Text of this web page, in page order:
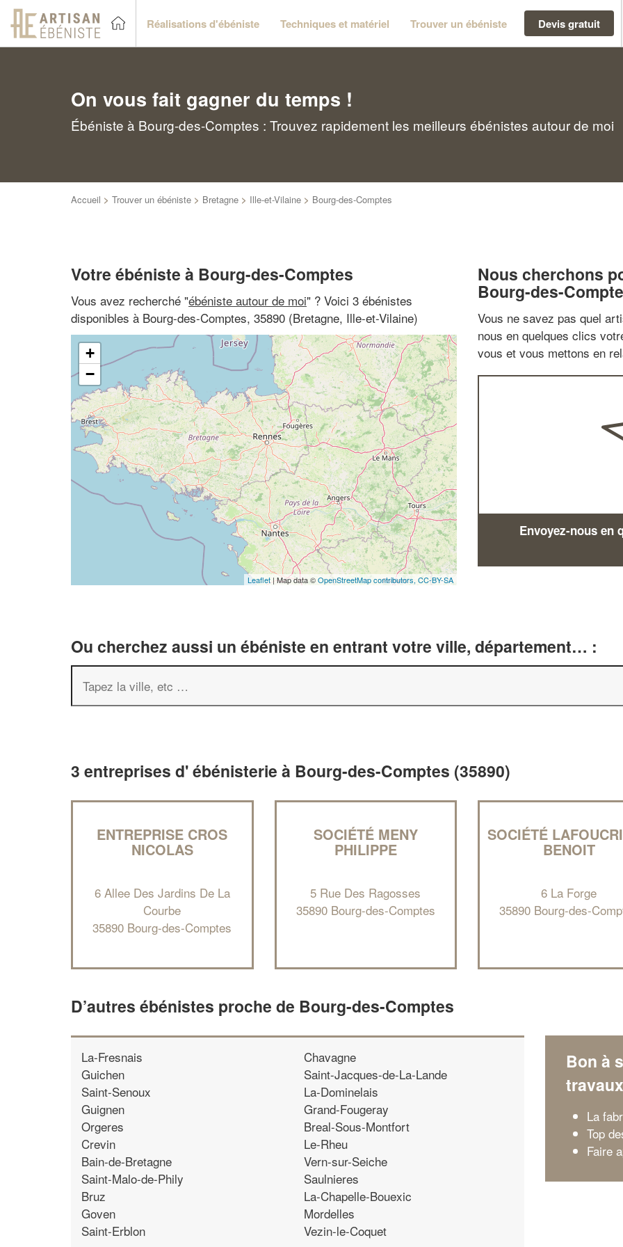
Réalisations d'ébéniste Techniques et matériel Trouver un ébéniste Devis gratuit
On vous fait gagner du temps !
Ébéniste à Bourg-des-Comptes : Trouvez rapidement les meilleurs ébénistes autour de moi
Accueil > Trouver un ébéniste > Bretagne > Ille-et-Vilaine > Bourg-des-Comptes
Votre ébéniste à Bourg-des-Comptes
Vous avez recherché "ébéniste autour de moi" ? Voici 3 ébénistes
disponibles à Bourg-des-Comptes, 35890 (Bretagne, Ille-et-Vilaine)
+
−
Leaflet| Map data ©OpenStreetMap contributors, CC-BY-SA
Nous cherchons
Bourg-des-
Vous ne savez pas quel
nous en quelques clics
vous et vous mettons en
Envoyez-nous en
Ou cherchez aussi un ébéniste en entrant votre ville, département… :
3 entreprises d' ébénisterie à Bourg-des-Comptes (35890)
ENTREPRISE CROS
NICOLAS
6 Allee Des Jardins De La
Courbe
35890 Bourg-des-Comptes
SOCIÉTÉ MENY
PHILIPPE
5 Rue Des Ragosses
35890 Bourg-des-Comptes
SOCIÉTÉ
BENOIT
6 La Forge
35890 Bourg-des-
D’autres ébénistes proche de Bourg-des-Comptes
La-Fresnais
Guichen
Saint-Senoux
Guignen
Orgeres
Crevin
Bain-de-Bretagne
Saint-Malo-de-Phily
Bruz
Goven
Saint-Erblon
Chavagne
Saint-Jacques-de-La-Lande
La-Dominelais
Grand-Fougeray
Breal-Sous-Montfort
Le-Rheu
Vern-sur-Seiche
Saulnieres
La-Chapelle-Bouexic
Mordelles
Vezin-le-Coquet
Bon à
travaux
La
Top
Faire